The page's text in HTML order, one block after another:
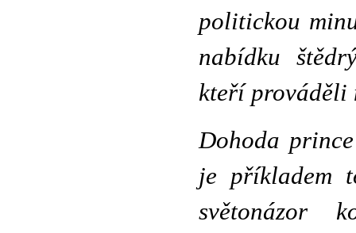
politickou
nabídku
kteří prováděli
Dohoda
je příkladem
světonázor